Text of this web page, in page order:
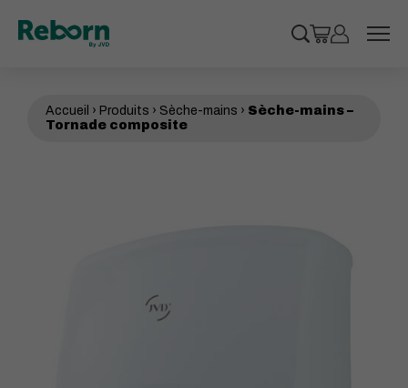
sous-menu
Accueil › Produits › Sèche-mains › Sèche-mains –
Tornade composite